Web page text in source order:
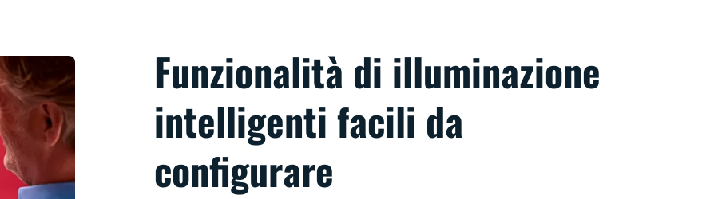
Funzionalità di illuminazione
intelligenti facili da
configurare